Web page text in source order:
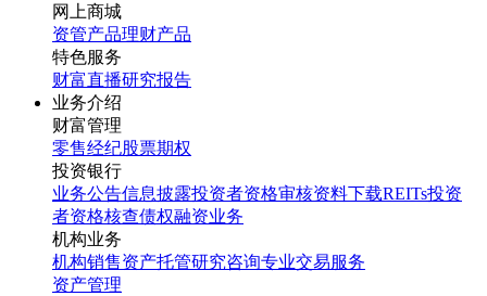
网上商城
资管产品理财产品
特色服务
财富直播研究报告
业务介绍
财富管理
零售经纪股票期权
投资银行
业务公告信息披露投资者资格审核资料下载REITs投资
者资格核查债权融资业务
机构业务
机构销售资产托管研究咨询专业交易服务
资产管理